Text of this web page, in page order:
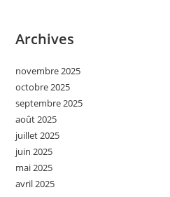
Archives
novembre 2025
octobre 2025
septembre 2025
août 2025
juillet 2025
juin 2025
mai 2025
avril 2025